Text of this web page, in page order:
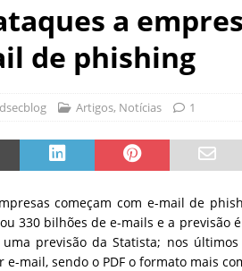
[ 06/08/2026 ]
IA amplia desafio de
NOTÍCIAS
[ 06/08/2026 ]
[ 06/08/2026 ]
Sem guardrails, a
a
de phishing
Artigos, Notícias 1
começam com e-mail de
330 bilhões de e-mails e a previsão
previsão da Statista; nos
mail, sendo o PDF o formato mais